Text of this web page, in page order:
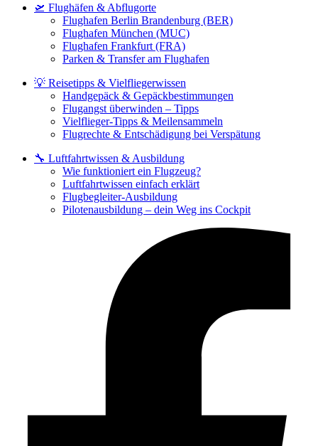
🛫 Flughäfen & Abflugorte
Flughafen Berlin Brandenburg (BER)
Flughafen München (MUC)
Flughafen Frankfurt (FRA)
Parken & Transfer am Flughafen
💡 Reisetipps & Vielfliegerwissen
Handgepäck & Gepäckbestimmungen
Flugangst überwinden – Tipps
Vielflieger-Tipps & Meilensammeln
Flugrechte & Entschädigung bei Verspätung
🔧 Luftfahrtwissen & Ausbildung
Wie funktioniert ein Flugzeug?
Luftfahrtwissen einfach erklärt
Flugbegleiter-Ausbildung
Pilotenausbildung – dein Weg ins Cockpit